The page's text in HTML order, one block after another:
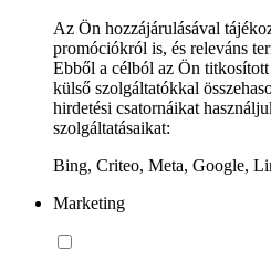
Az Ön hozzájárulásával
promóciókról is, és releváns
Ebből a célból az Ön
külső szolgáltatókkal
hirdetési csatornáikat
szolgáltatásaikat:
Bing, Criteo, Meta, Google,
Marketing